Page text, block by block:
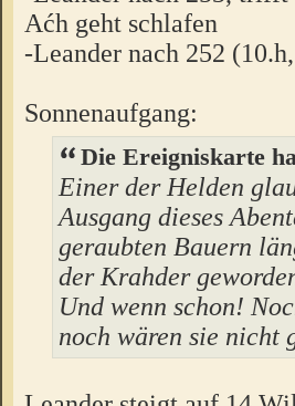
Aćh geht schlafen
-Leander nach 252
Sonnenaufgang:
Die Ereigniskarte
Einer der Helden
Ausgang dieses
geraubten Bauern
der Krahder
Und wenn schon!
noch wären sie nicht